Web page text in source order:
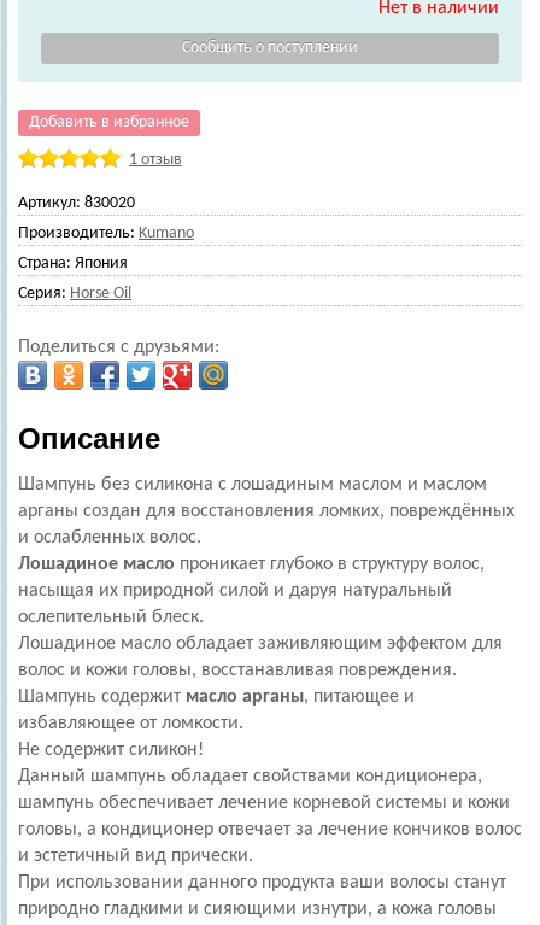
Нет в наличии
Добавить в избранное
1 отзыв
Артикул: 830020
Производитель: Kumano
Страна: Япония
Серия: Horse Oil
Поделиться с друзьями:
Описание
Шампунь без силикона с лошадиным маслом и маслом
арганы создан для восстановления ломких, повреждённых
и ослабленных волос.
Лошадиное масло проникает глубоко в структуру волос,
насыщая их природной силой и даруя натуральный
ослепительный блеск.
Лошадиное масло обладает заживляющим эффектом для
волос и кожи головы, восстанавливая повреждения.
Шампунь содержит масло арганы, питающее и
избавляющее от ломкости.
Не содержит силикон!
Данный шампунь обладает свойствами кондиционера,
шампунь обеспечивает лечение корневой системы и кожи
головы, а кондиционер отвечает за лечение кончиков волос
и эстетичный вид прически.
При использовании данного продукта ваши волосы станут
природно гладкими и сияющими изнутри, а кожа головы